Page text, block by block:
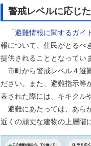
警戒レベルに応じ
「避難情報に関するガイ
報について、住民がとるべ
提供されることとなってい
市町から警戒レベル４避
ださい。また、避難指示等
表された際には、キキクル
避難にあたっては、あら
近くの頑丈な建物の上層階